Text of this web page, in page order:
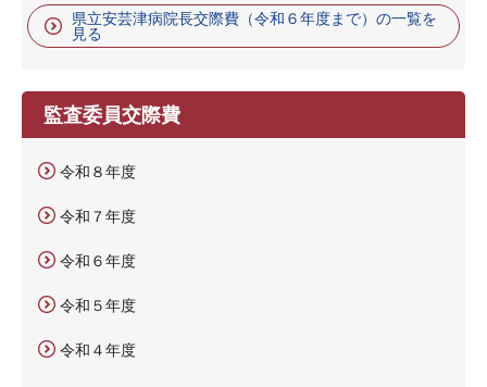
県立安芸津病院長交際費（令和６年度まで）の一覧を
見る
監査委員交際費
令和８年度
令和７年度
令和６年度
令和５年度
令和４年度